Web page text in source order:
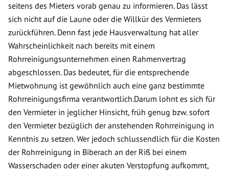
seitens des Mieters vorab genau zu informieren. Das lässt
sich nicht auf die Laune oder die Willkür des Vermieters
zurückführen. Denn fast jede Hausverwaltung hat aller
Wahrscheinlichkeit nach bereits mit einem
Rohrreinigungsunternehmen einen Rahmenvertrag
abgeschlossen. Das bedeutet, für die entsprechende
Mietwohnung ist gewöhnlich auch eine ganz bestimmte
Rohrreinigungsfirma verantwortlich.Darum lohnt es sich für
den Vermieter in jeglicher Hinsicht, früh genug bzw. sofort
den Vermieter bezüglich der anstehenden Rohrreinigung in
Kenntnis zu setzen. Wer jedoch schlussendlich für die Kosten
der Rohrreinigung in Biberach an der Riß bei einem
Wasserschaden oder einer akuten Verstopfung aufkommt,